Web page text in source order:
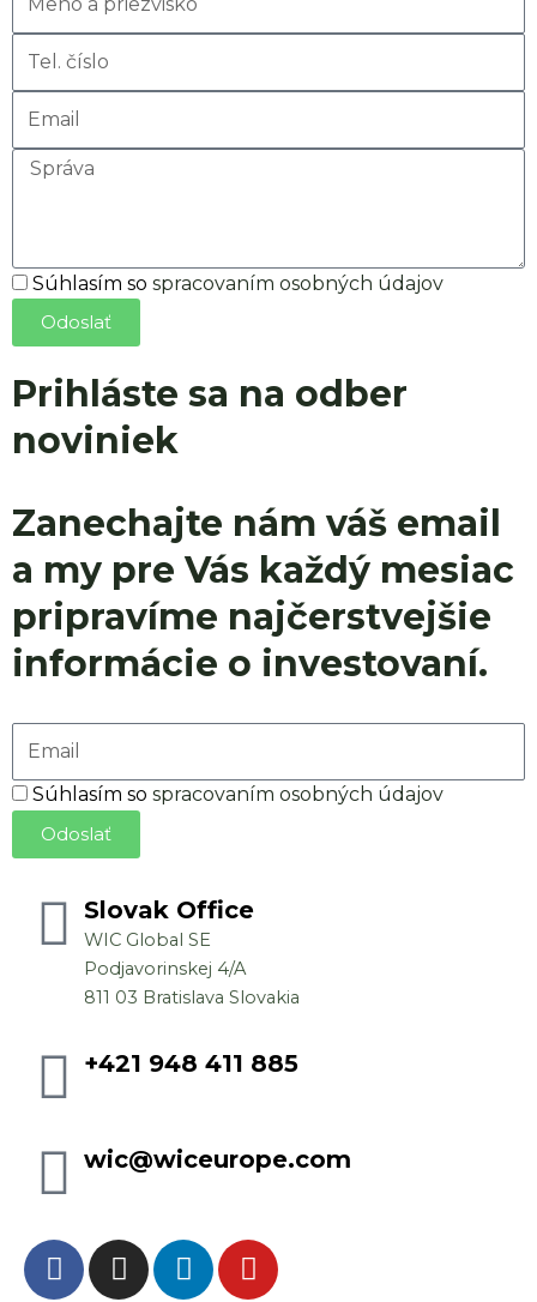
číslo
Správa
Súhlas
so
spracovaním
údajov
Súhlasím so spracovaním osobných údajov
Odoslať
Prihláste sa na odber
noviniek
Zanechajte nám váš email
a my pre Vás každý mesiac
pripravíme najčerstvejšie
informácie o investovaní.
Súhlas
so
spracovaním
údajov
Súhlasím so spracovaním osobných údajov
Odoslať
Slovak Office
WIC Global SE
Podjavorinskej 4/A
811 03 Bratislava Slovakia
+421 948 411 885
wic@wiceurope.com
F
a
I
n
L
i
Y
o